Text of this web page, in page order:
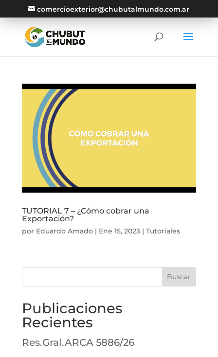
comercioexterior@chubutalmundo.com.ar
TUTORIAL 7 – ¿Cómo cobrar una
Exportación?
por Eduardo Amado| Ene 15, 2023| Tutoriales
Buscar
Publicaciones
Recientes
Res.Gral.ARCA 5886/26